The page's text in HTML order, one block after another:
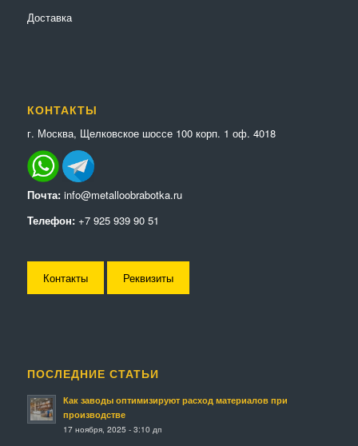
Доставка
КОНТАКТЫ
г. Москва, Щелковское шоссе 100 корп. 1 оф. 4018
Почта: info@metalloobrabotka.ru
Телефон: +7 925 939 90 51
Контакты Реквизиты
ПОСЛЕДНИЕ СТАТЬИ
Как заводы оптимизируют расход материалов при
производстве
17 ноября, 2025 - 3:10 дп